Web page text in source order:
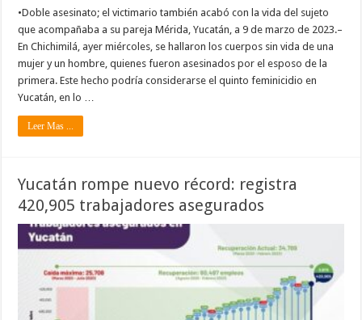
•Doble asesinato; el victimario también acabó con la vida del sujeto
que acompañaba a su pareja Mérida, Yucatán, a 9 de marzo de 2023.–
En Chichimilá, ayer miércoles, se hallaron los cuerpos sin vida de una
mujer y un hombre, quienes fueron asesinados por el esposo de la
primera. Este hecho podría considerarse el quinto feminicidio en
Yucatán, en lo …
Leer Mas ...
Yucatán rompe nuevo récord: registra
420,905 trabajadores asegurados